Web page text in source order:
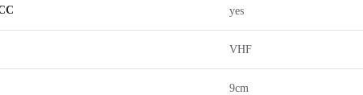
yes
VHF
9cm